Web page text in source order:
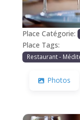
Place Catégorie:
Place Tags:
Restaurant -
Photos